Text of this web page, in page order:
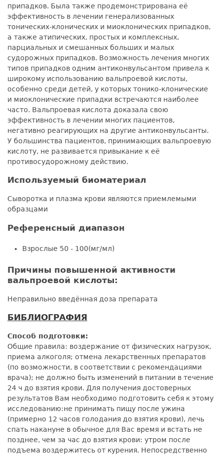
припадков. Была также продемонстрирована её
эффективность в лечении генерализованных
тонических-клонических и миоклонических припадков,
а также атипических, простых и комплексных,
парциальных и смешанных больших и малых
судорожных припадков. Возможность лечения многих
типов припадков одним антиконвульсантом привела к
широкому использованию вальпроевой кислоты,
особенно среди детей, у которых тонико-клонические
и миоклонические припадки встречаются наиболее
часто. Вальпроевая кислота доказала свою
эффективность в лечении многих пациентов,
негативно реагирующих на другие антиконвульсанты.
У большинства пациентов, принимающих вальпроевую
кислоту, не развивается привыкание к её
противосудорожному действию.
Используемый биоматериал
Сыворотка и плазма крови являются приемлемыми
образцами
Референсный диапазон
Взрослые 50 - 100(мг/мл)
Причины повышенной активности
вальпроевой кислоты:
Неправильно введённая доза препарата
БИБЛИОГРАФИЯ
Способ подготовки:
Общие правила: воздержание от физических нагрузок,
приема алкоголя; отмена лекарственных препаратов
(по возможности, в соответствии с рекомендациями
врача); не должно быть изменений в питании в течение
24 ч до взятия крови. Для получения достоверных
результатов Вам необходимо подготовить себя к этому
исследованию:не принимать пищу после ужина
(примерно 12 часов голодания до взятия крови), лечь
спать накануне в обычное для Вас время и встать не
позднее, чем за час до взятия крови: утром после
подъема воздержитесь от курения. Непосредственно